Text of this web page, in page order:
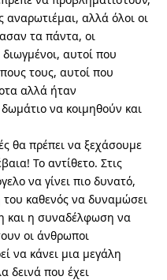
αναρωτιέμαι, αλλά όλοι οι
τα πάντα, οι
αυτοί που
τους, αυτοί που
αλλά ήταν
να κοιμηθούν και
θα πρέπει να ξεχάσουμε
Το αντίθετο. Στις
να γίνει πιο δυνατό,
του καθενός να δυναμώσει
και η συναδέλφωση να
οι άνθρωποι
να κάνει μια μεγάλη
δεινά που έχει